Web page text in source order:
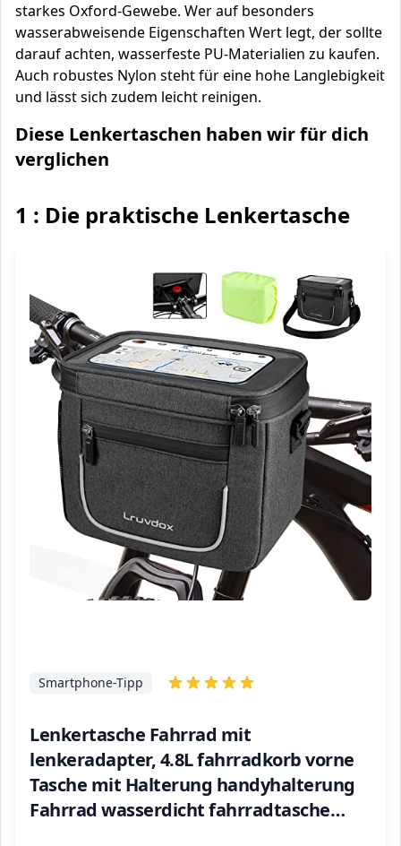
starkes Oxford-Gewebe. Wer auf besonders
wasserabweisende Eigenschaften Wert legt, der sollte
darauf achten, wasserfeste PU-Materialien zu kaufen.
Auch robustes Nylon steht für eine hohe Langlebigkeit
und lässt sich zudem leicht reinigen.
Diese Lenkertaschen haben wir für dich
verglichen
1 : Die praktische Lenkertasche
Lenkertasche Fahrrad mit
lenkeradapter, 4.8L fahrradkorb vorne
Tasche mit Halterung handyhalterung
Fahrrad wasserdicht fahrradtasche
Smartphone-Tipp